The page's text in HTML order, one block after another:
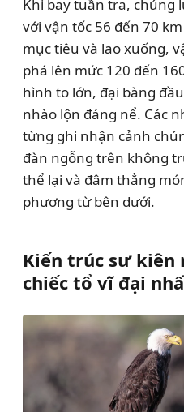
Khi bay tuần tra,
với vận tốc 56 đến 70
mục tiêu và lao xuống,
phá lên mức 120 đến
hình to lớn, đại bàng
nhào lộn đáng nể. Các
từng ghi nhận cảnh
đàn ngỗng trên không
thể lại và đâm thẳng
phương từ bên dưới.
Kiến trúc sư kiên
chiếc tổ vĩ đại